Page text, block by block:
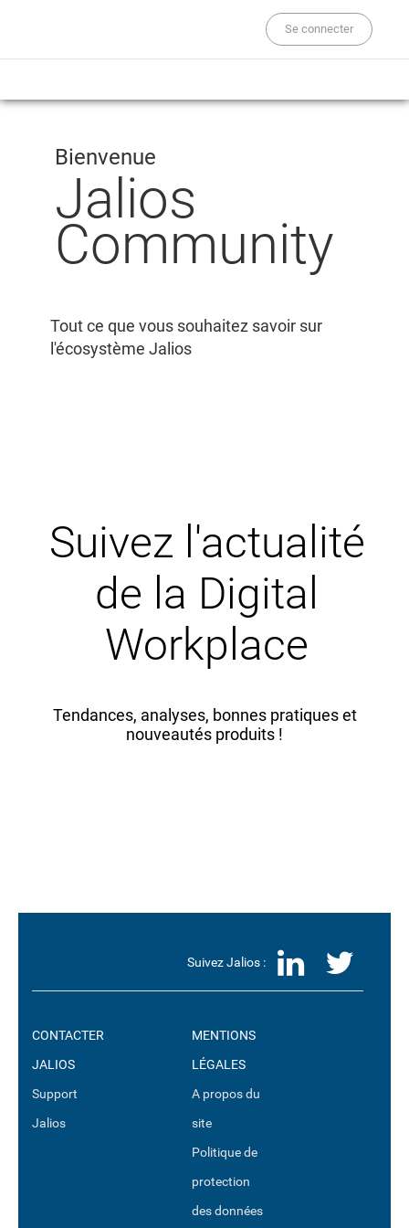
Se connecter
Bienvenue
Jalios
Community
Tout ce que vous souhaitez savoir sur
l'écosystème Jalios
Suivez l'actualité
de la Digital
Workplace
Tendances, analyses, bonnes pratiques et
nouveautés produits !
Suivez Jalios :
CONTACTER
JALIOS
Support
Jalios
MENTIONS
LÉGALES
A propos du
site
Politique de
protection
des données